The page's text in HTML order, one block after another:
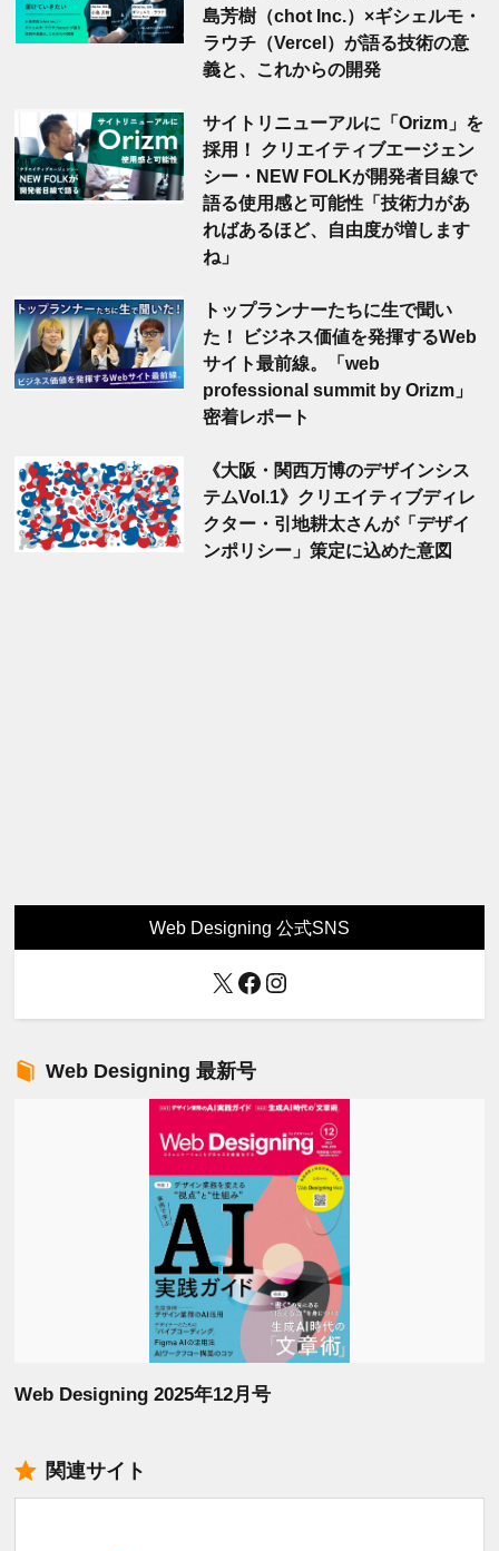
島芳樹（chot Inc.）×ギシェルモ・
ラウチ（Vercel）が語る技術の意
義と、これからの開発
サイトリニューアルに「Orizm」を
採用！ クリエイティブエージェン
シー・NEW FOLKが開発者目線で
語る使用感と可能性「技術力があ
ればあるほど、自由度が増します
ね」
トップランナーたちに生で聞い
た！ ビジネス価値を発揮するWeb
サイト最前線。「web
professional summit by Orizm」
密着レポート
《大阪・関西万博のデザインシス
テムVol.1》クリエイティブディレ
クター・引地耕太さんが「デザイ
ンポリシー」策定に込めた意図
Web Designing 公式SNS
X Facebook
Instagram
Web Designing 最新号
Web Designing 2025年12月号
関連サイト